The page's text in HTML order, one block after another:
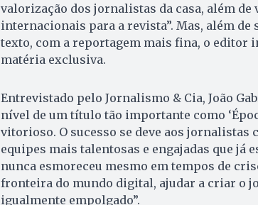
valorização dos jornalistas da casa, além
internacionais para a revista”. Mas, além de
texto, com a reportagem mais fina, o editor
matéria exclusiva.
Entrevistado pelo Jornalismo & Cia, João
nível de um título tão importante como
vitorioso. O sucesso se deve aos jornalistas
equipes mais talentosas e engajadas que já
nunca esmoreceu mesmo em tempos de
fronteira do mundo digital, ajudar a criar o
igualmente empolgado”.